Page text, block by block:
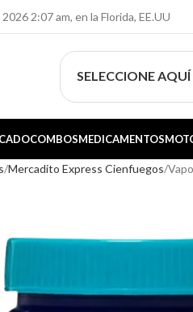
2:07 am, en la Florida, EE.UU
SELECCIONE
COMBOSMEDICAMENTOS
Mercadito Express Cienfuegos